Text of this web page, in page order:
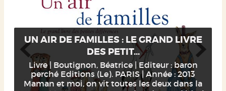
UN AIR DE FAMILLES : LE GRAND LIVRE
DES PETIT...
Livre | Boutignon, Béatrice | Editeur : baron
perché Editions (Le). PARIS | Année : 2013
Maman et moi, on vit toutes les deux dans la